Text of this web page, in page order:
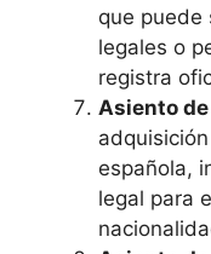
que puede
legales o
registra
Asiento
española,
legal para